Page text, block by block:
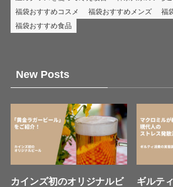
福袋おすすめコスメ
福袋おすすめメンズ
福
福袋おすすめ食品
New Posts
カインズ初のオリジナルビ
ギルテ